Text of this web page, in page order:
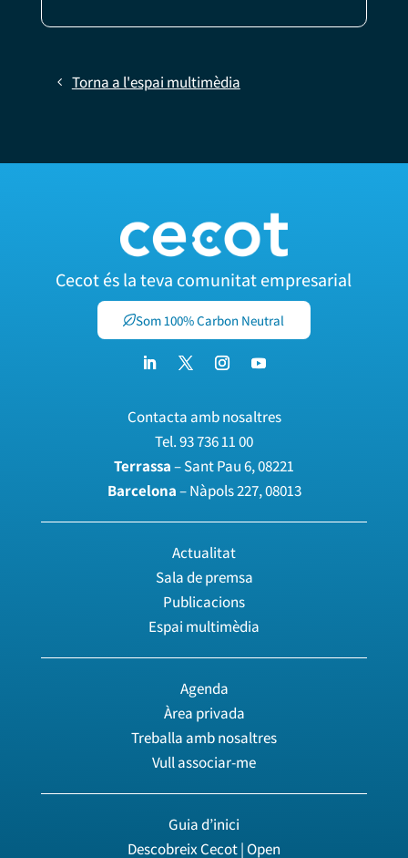
Torna a l'espai multimèdia
Cecot és la teva comunitat empresarial
Som 100% Carbon Neutral
Contacta amb nosaltres
Tel.93 736 11 00
Terrassa– Sant Pau 6, 08221
Barcelona– Nàpols 227, 08013
Actualitat
Sala de premsa
Publicacions
Espai multimèdia
Agenda
Àrea privada
Treballa amb nosaltres
Vull associar-me
Guia d’inici
Descobreix Cecot | Open